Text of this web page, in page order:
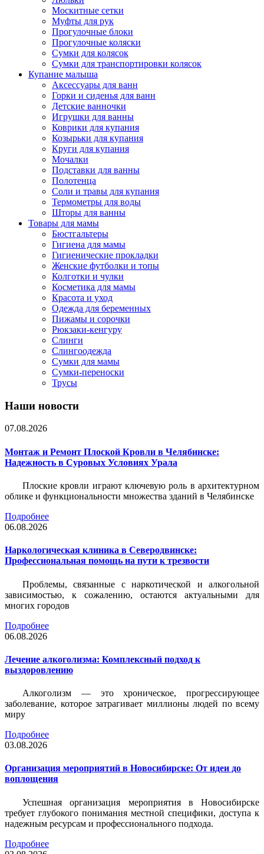
Москитные сетки
Муфты для рук
Прогулочные блоки
Прогулочные коляски
Сумки для колясок
Сумки для транспортировки колясок
Купание малыша
Аксессуары для ванн
Горки и сиденья для ванн
Детские ванночки
Игрушки для ванны
Коврики для купания
Козырьки для купания
Круги для купания
Мочалки
Подставки для ванны
Полотенца
Соли и травы для купания
Термометры для воды
Шторы для ванны
Товары для мамы
Бюстгальтеры
Гигиена для мамы
Гигиенические прокладки
Женские футболки и топы
Колготки и чулки
Косметика для мамы
Красота и уход
Одежда для беременных
Пижамы и сорочки
Рюкзаки-кенгуру
Слинги
Слингоодежда
Сумки для мамы
Сумки-переноски
Трусы
Наши новости
07.08.2026
Монтаж и Ремонт Плоской Кровли в Челябинске:
Надежность в Суровых Условиях Урала
Плоские кровли играют ключевую роль в архитектурном
облике и функциональности множества зданий в Челябинске
Подробнее
06.08.2026
Наркологическая клиника в Северодвинске:
Профессиональная помощь на пути к трезвости
Проблемы, связанные с наркотической и алкогольной
зависимостью, к сожалению, остаются актуальными для
многих городов
Подробнее
06.08.2026
Лечение алкоголизма: Комплексный подход к
выздоровлению
Алкоголизм — это хроническое, прогрессирующее
заболевание, которое затрагивает миллионы людей по всему
миру
Подробнее
03.08.2026
Организация мероприятий в Новосибирске: От идеи до
воплощения
Успешная организация мероприятия в Новосибирске
требует глубокого понимания местной специфики, доступа к
надежным ресурсам и профессионального подхода.
Подробнее